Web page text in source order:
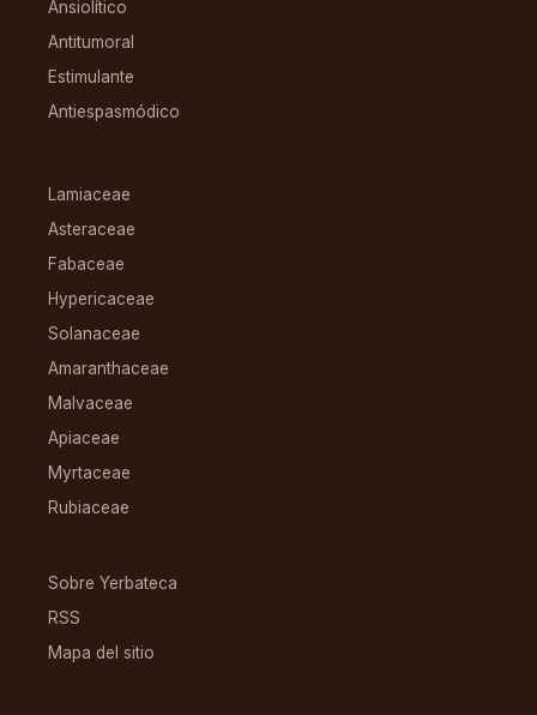
Ansiolítico
Antitumoral
Estimulante
Antiespasmódico
Lamiaceae
Asteraceae
Fabaceae
Hypericaceae
Solanaceae
Amaranthaceae
Malvaceae
Apiaceae
Myrtaceae
Rubiaceae
Sobre Yerbateca
RSS
Mapa del sitio